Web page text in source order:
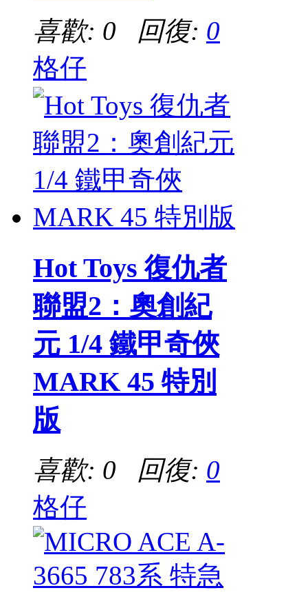
喜歡: 0 回復: 0
格仔
Hot Toys 復仇者
聯盟2：奧創紀
元 1/4 鐵甲奇俠
MARK 45 特別
版
喜歡: 0 回復: 0
格仔